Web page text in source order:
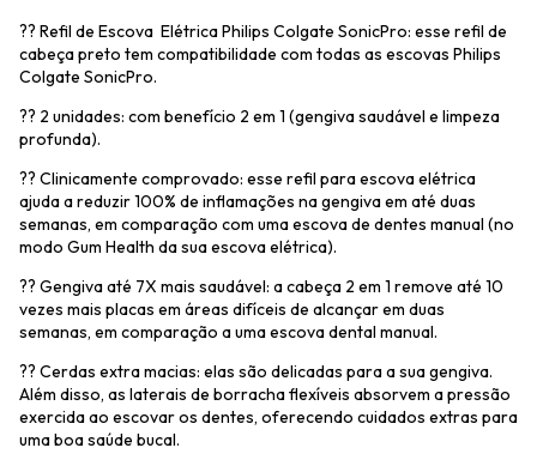
?? Refil de Escova Elétrica Philips Colgate SonicPro: esse refil de
cabeça preto tem compatibilidade com todas as escovas Philips
Colgate SonicPro.
?? 2 unidades: com benefício 2 em 1 (gengiva saudável e limpeza
profunda).
?? Clinicamente comprovado: esse refil para escova elétrica
ajuda a reduzir 100% de inflamações na gengiva em até duas
semanas, em comparação com uma escova de dentes manual (no
modo Gum Health da sua escova elétrica).
?? Gengiva até 7X mais saudável: a cabeça 2 em 1 remove até 10
vezes mais placas em áreas difíceis de alcançar em duas
semanas, em comparação a uma escova dental manual.
?? Cerdas extra macias: elas são delicadas para a sua gengiva.
Além disso, as laterais de borracha flexíveis absorvem a pressão
exercida ao escovar os dentes, oferecendo cuidados extras para
uma boa saúde bucal.